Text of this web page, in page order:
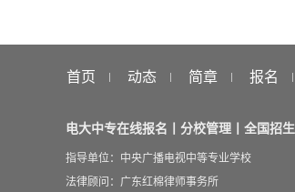
首页 动态 简章 报名
电大中专在线报名丨分校管理丨全国招生
指导单位：中央广播电视中等专业学校
法律顾问：广东红棉律师事务所